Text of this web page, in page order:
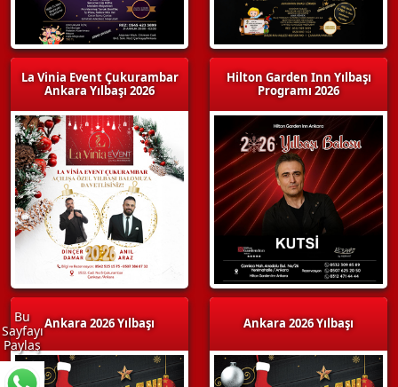
La Vinia Event Çukurambar
Ankara Yılbaşı 2026
Ankara 2026 Yılbaşı
Hilton Garden Inn Yılbaşı
Programı 2026
Ankara 2026 Yılbaşı
Bu
Sayfayı
Paylaş